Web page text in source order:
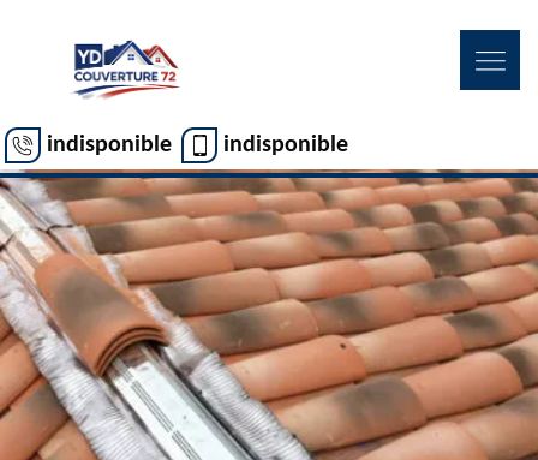
indisponible indisponible